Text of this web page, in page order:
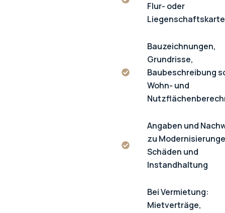
Flur- oder
Liegenschaftskarte
Bauzeichnungen,
Grundrisse,
Baubeschreibung
Wohn- und
Angaben und
zu
Schäden und
Instandhaltung
Bei Vermietung:
Mietverträge,